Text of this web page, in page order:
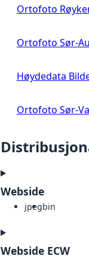
Ortofoto
Ortofoto Sør-
Høydedata
Ortofoto Sør-
Webside
jpegbin
Webside ECW